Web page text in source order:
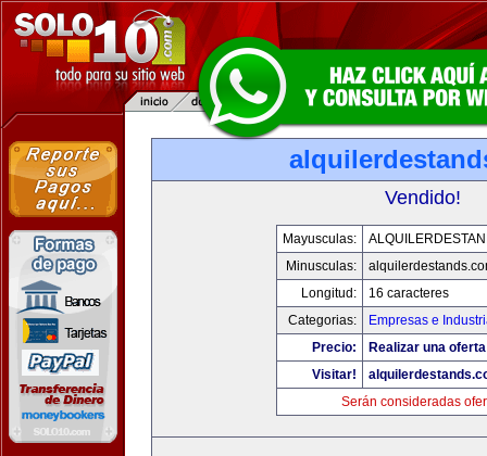
Vendido!
Mayusculas:
Minusculas:
Longitud:
16 caracteres
Categorias:
Empresas e
Precio:
Realizar una
Visitar!
Serán consideradas